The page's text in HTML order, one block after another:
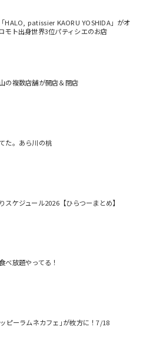
HALO, patissier KAORU YOSHIDA」がオ
モト出身世界3位パティシエのお店
の複数店舗が開店＆閉店
た。あら川の桃
スケジュール2026【ひらつーまとめ】
べ放題やってる！
ピーラムネカフェ｣が枚方に！7/18